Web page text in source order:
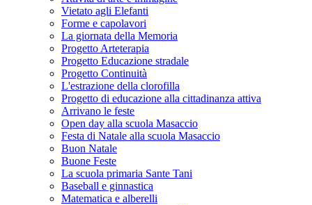
Vietato agli Elefanti
Forme e capolavori
La giornata della Memoria
Progetto Arteterapia
Progetto Educazione stradale
Progetto Continuità
L'estrazione della clorofilla
Progetto di educazione alla cittadinanza attiva
Arrivano le feste
Open day alla scuola Masaccio
Festa di Natale alla scuola Masaccio
Buon Natale
Buone Feste
La scuola primaria Sante Tani
Baseball e ginnastica
Matematica e alberelli